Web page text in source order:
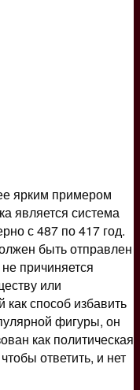
ярким примером
является система
с 487 по 417 год.
быть отправлен
причиняется
или
способ избавить
фигуры, он
как политическая
ответить, и нет